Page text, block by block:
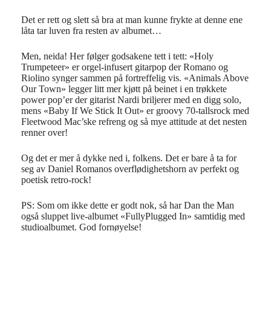
Det er rett og slett så bra at man kunne frykte at denne ene
låta tar luven fra resten av albumet…
Men, neida! Her følger godsakene tett i tett: «Holy
Trumpeteer» er orgel-infusert gitarpop der Romano og
Riolino synger sammen på fortreffelig vis. «Animals Above
Our Town» legger litt mer kjøtt på beinet i en trøkkete
power pop’erder gitarist Nardi briljerer med en digg solo,
mens «Baby IfWe Stick It Out» er groovy 70-tallsrock med
Fleetwood Mac’ske refreng og så mye attitude at det nesten
renner over!
Og det er mer å dykke ned i, folkens. Det er bare å ta for
seg av Daniel Romanos overflødighetshorn av perfekt og
poetisk retro-rock!
PS: Som om ikke dette er godt nok, så har Dan the Man
også sluppet live-albumet «FullyPlugged In» samtidig med
studioalbumet. God fornøyelse!